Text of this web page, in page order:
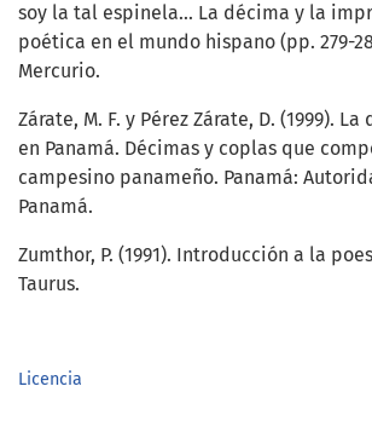
soy la tal espinela... La décima y la
poética en el mundo hispano (pp. 279-
Mercurio.
Zárate, M. F. y Pérez Zárate, D. (1999).
en Panamá. Décimas y coplas que
campesino panameño. Panamá:
Panamá.
Zumthor, P. (1991). Introducción a la
Taurus.
Licencia